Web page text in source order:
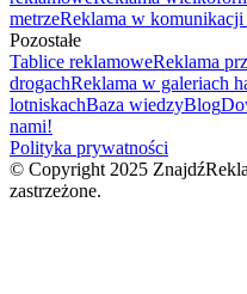
metrzeReklama w komunikacji
Pozostałe
Tablice reklamoweReklama
drogachReklama w galeriach
lotniskachBaza wiedzyBlog
nami!
Polityka prywatności
© Copyright 2025
zastrzeżone.